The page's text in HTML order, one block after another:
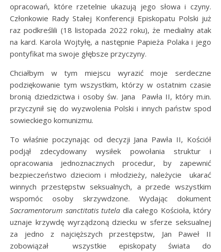
opracowań, które rzetelnie ukazują jego słowa i czyny.
Członkowie Rady Stałej Konferencji Episkopatu Polski już
raz podkreślili (18 listopada 2022 roku), że medialny atak
na kard. Karola Wojtyłę, a następnie Papieża Polaka i jego
pontyfikat ma swoje głębsze przyczyny.
Chciałbym w tym miejscu wyrazić moje serdeczne
podziękowanie tym wszystkim, którzy w ostatnim czasie
bronią dziedzictwa i osoby św. Jana Pawła II, który m.in.
przyczynił się do wyzwolenia Polski i innych państw spod
sowieckiego komunizmu.
To właśnie poczynając od decyzji Jana Pawła II, Kościół
podjął zdecydowany wysiłek powołania struktur i
opracowania jednoznacznych procedur, by zapewnić
bezpieczeństwo dzieciom i młodzieży, należycie ukarać
winnych przestępstw seksualnych, a przede wszystkim
wspomóc osoby skrzywdzone. Wydając dokument
Sacramentorum sanctitatis tutela dla całego Kościoła, który
uznaje krzywdę wyrządzoną dziecku w sferze seksualnej
za jedno z najcięższych przestępstw, Jan Paweł II
zobowiązał wszystkie episkopaty świata do